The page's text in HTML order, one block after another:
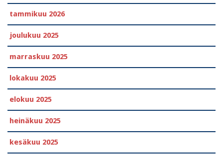
tammikuu 2026
joulukuu 2025
marraskuu 2025
lokakuu 2025
elokuu 2025
heinäkuu 2025
kesäkuu 2025